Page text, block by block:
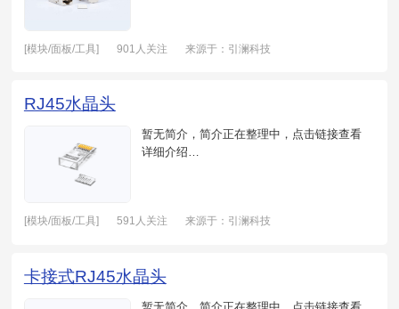
[模块/面板/工具] 901人关注
来源于：引澜科技
RJ45水晶头
暂无简介，简介正在整理中，点击链接查看
详细介绍…
[模块/面板/工具] 591人关注
来源于：引澜科技
卡接式RJ45水晶头